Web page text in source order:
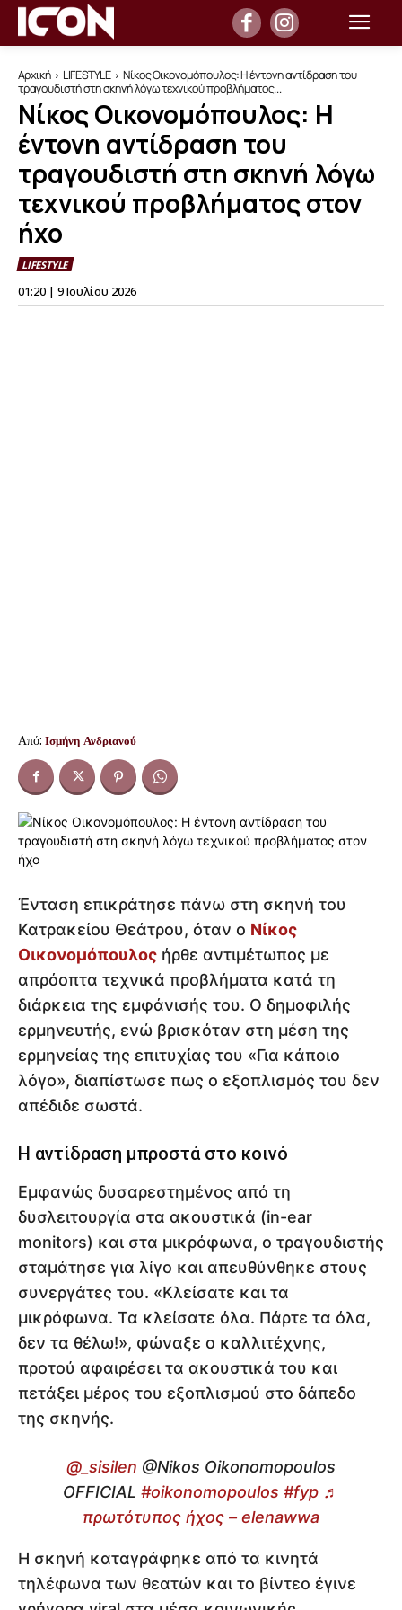
Αρχική LIFESTYLE
Νίκος Οικονομόπουλος: Η έντονη αντίδραση του
τραγουδιστή στη σκηνή λόγω τεχνικού προβλήματος...
Νίκος Οικονομόπουλος: Η
έντονη αντίδραση του
τραγουδιστή στη σκηνή λόγω
τεχνικού προβλήματος στον
ήχο
LIFESTYLE
01:20 | 9 Ιουλίου 2026
Από: Ισμήνη Ανδριανού
Ένταση επικράτησε πάνω στη σκηνή του
Κατρακείου Θεάτρου, όταν ο Νίκος
Οικονομόπουλος ήρθε αντιμέτωπος με
απρόοπτα τεχνικά προβλήματα κατά τη
διάρκεια της εμφάνισής του. Ο δημοφιλής
ερμηνευτής, ενώ βρισκόταν στη μέση της
ερμηνείας της επιτυχίας του «Για κάποιο
λόγο», διαπίστωσε πως ο εξοπλισμός του δεν
απέδιδε σωστά.
Η αντίδραση μπροστά στο κοινό
Εμφανώς δυσαρεστημένος από τη
δυσλειτουργία στα ακουστικά (in-ear
monitors) και στα μικρόφωνα, ο τραγουδιστής
σταμάτησε για λίγο και απευθύνθηκε στους
συνεργάτες του. «Κλείσατε και τα
μικρόφωνα. Τα κλείσατε όλα. Πάρτε τα όλα,
δεν τα θέλω!», φώναξε ο καλλιτέχνης,
προτού αφαιρέσει τα ακουστικά του και
πετάξει μέρος του εξοπλισμού στο δάπεδο
της σκηνής.
@_sisilen @Nikos Oikonomopoulos
OFFICIAL #oikonomopoulos #fyp ♬
πρωτότυπος ήχος – elenawwa
Η σκηνή καταγράφηκε από τα κινητά
τηλέφωνα των θεατών και το βίντεο έγινε